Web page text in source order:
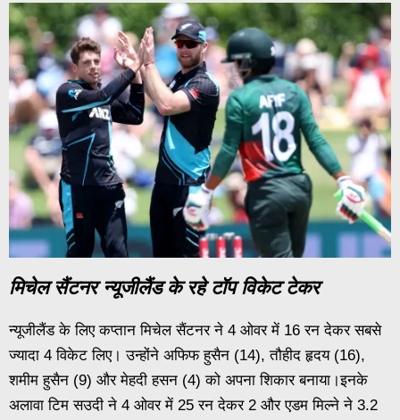
मिचेल सैंटनर न्यूजीलैंड के रहे टॉप विकेट टेकर
न्यूजीलैंड के लिए कप्तान मिचेल सैंटनर ने 4 ओवर में 16 रन देकर सबसे
ज्यादा 4 विकेट लिए। उन्होंने अफिफ हुसैन (14), तौहीद हृदय (16),
शमीम हुसैन (9) और मेहदी हसन (4) को अपना शिकार बनाया।इनके
अलावा टिम सउदी ने 4 ओवर में 25 रन देकर 2 और एडम मिल्ने ने 3.2